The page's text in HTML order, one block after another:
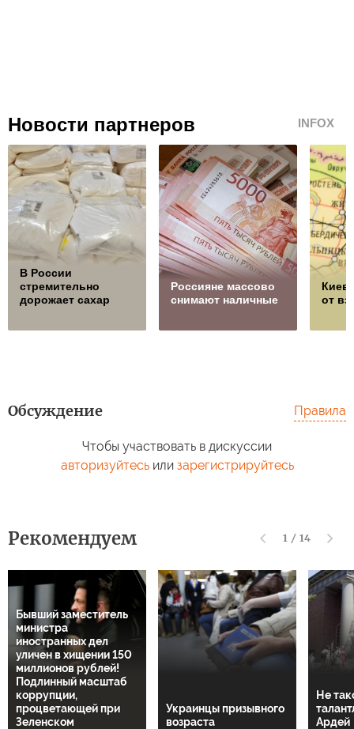
Новости партнеров INFOX
В России
стремительно
дорожает сахар
Россияне массово
снимают наличные
Киев
от
Обсуждение Правила
Чтобы участвовать в дискуссии
авторизуйтесьили зарегистрируйтесь
Рекомендуем 1 / 14
Бывший заместитель
министра
иностранных дел
уличен в хищении 150
миллионов рублей!
Подлинный масштаб
коррупции,
процветающей при
Зеленском
Украинцы призывного
возраста
Не
Ардей